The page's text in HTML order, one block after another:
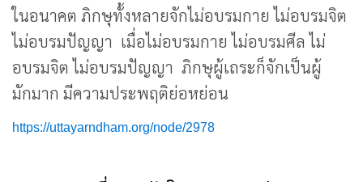
ในอนาคต ภิกษุทั้งหลายจักไม่อบรมกาย ไม่อบรมจิต
ไม่อบรมปัญญา เมื่อไม่อบรมกาย ไม่อบรมศีล ไม่
อบรมจิต ไม่อบรมปัญญา ภิกษุผู้เถระก็จักเป็นผู้
มักมาก มีความประพฤติย่อหย่อน
https://uttayarndham.org/node/2978